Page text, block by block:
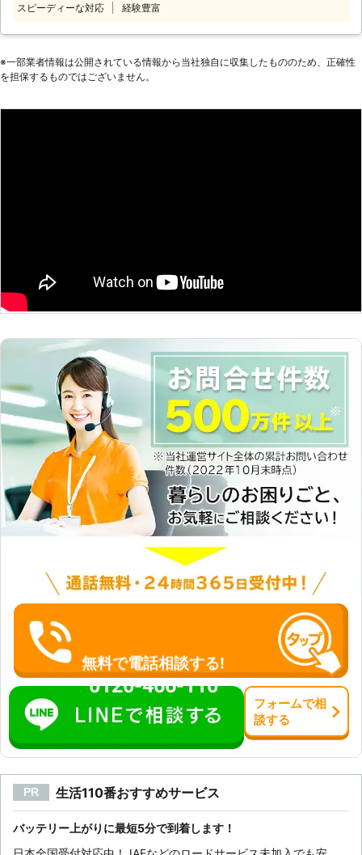
社クイックキャット」の出番です！弊
社は、24時間365日対応していま
えて準備しているからこそ、お客様か
「あれ？エンジンがかからない」そん
付けます！ エンジンがかからない！
ことに心辺りがあれば、車のバッテリ
店は代表と事務スタッフが手話での対
た」「車の調子が悪いから見て欲し
覚障害を持つ方も安心してご相談いた
だけます。 有限会社プロクリーンオ
ートスマイルでは、ご来店されたお客
様がいつも笑顔に、さらに従業員やそ
の家族みんながいつも笑顔でいられる
ことを大切にサービスしています。車
のバッテリー上がりでお困りでした
ら、お気軽にご相談ください。
スピーディーな対応 経験豊富
※⼀部業者情報は公開されている情報から当社独⾃に収集したもののため、正確性
を担保するものではございません。
無料で電話相談する!
0120-466-110
フォームで相
談する
PR 生活110番おすすめサービス
バッテリー上がりに最短5分で到着します！